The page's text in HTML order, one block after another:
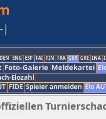
DEN ENG ESP FAI FIN FRA GER GRE INA
Foto-Galerie Meldekartei
Elozahl
FIDE Spieler anmelden Elo